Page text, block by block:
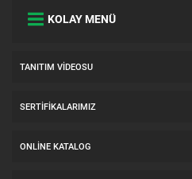
KOLAY MENÜ
TANITIM VIDEOSU
SERTIFIKALARIMIZ
ONLINE KATALOG